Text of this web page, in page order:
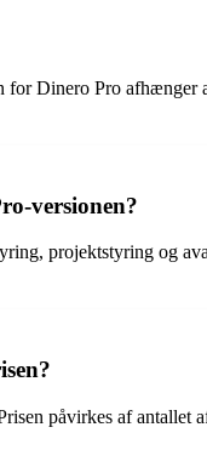
Dinero Pro
versionen?
projektstyring og
påvirkes af